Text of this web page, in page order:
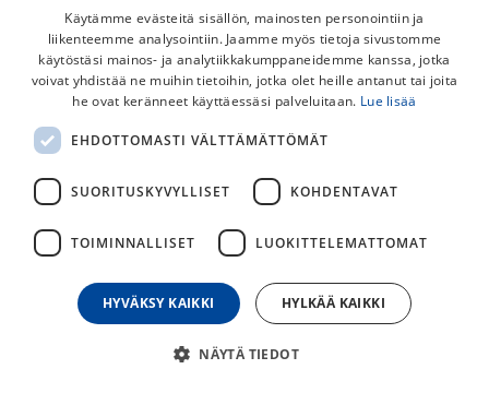
Elite Harjoitusmatto taitettava musta
Helposti pieneen tilaan taitettava harjoitusmatto on
Ehkäisee harjoitusvastuksen liikettä, vaimentaa ääntä ja
45,00€
Käytämme evästeitä sisällön, mainosten personointiin ja
liikenteemme analysointiin. Jaamme myös tietoja sivustomme
käytöstäsi mainos- ja analytiikkakumppaneidemme kanssa, jotka
voivat yhdistää ne muihin tietoihin, jotka olet heille antanut tai joita
he ovat keränneet käyttäessäsi palveluitaan. Lue lisää
EHDOTTOMASTI VÄLTTÄMÄTTÖMÄT
SUORITUSKYVYLLISET KOHDENTAVAT
TOIMINNALLISET LUOKITTELEMATTOMAT
HYVÄKSY KAIKKI HYLKÄÄ KAIKKI
NÄYTÄ TIEDOT